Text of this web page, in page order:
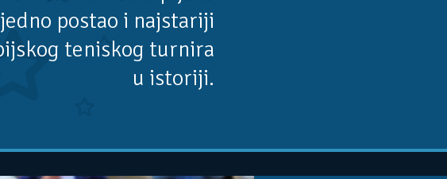
postao i najstariji
teniskog turnira
u istoriji.